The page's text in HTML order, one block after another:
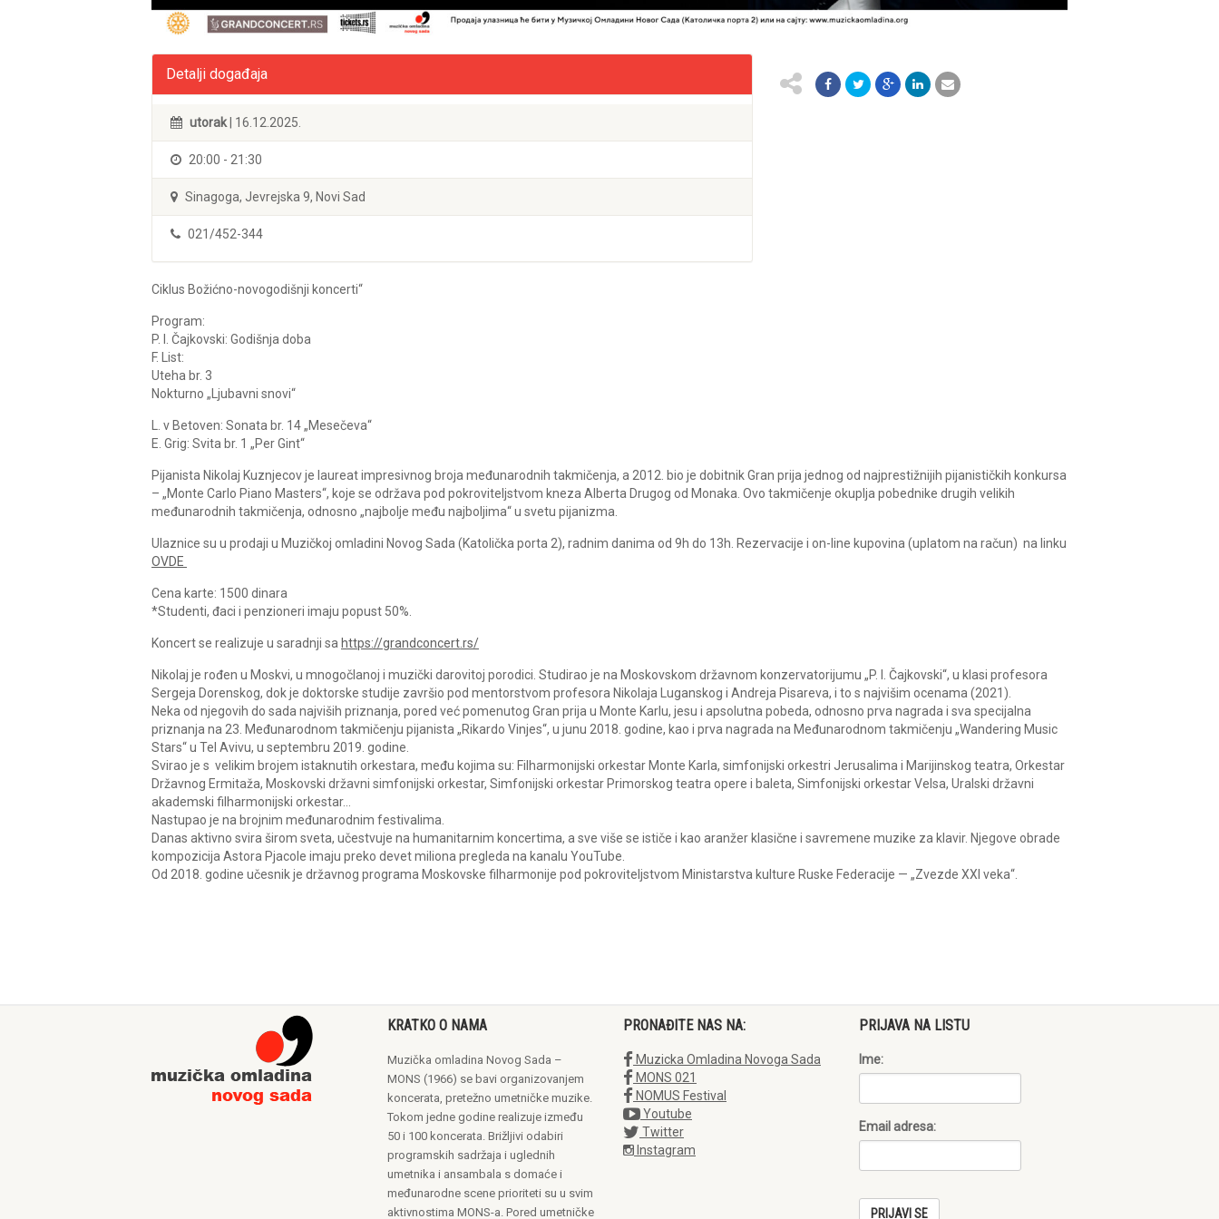
Detalji događaja
utorak | 16.12.2025.
20:00 - 21:30
Sinagoga, Jevrejska 9, Novi Sad
021/452-344
Ciklus Božićno-novogodišnji koncerti“
Program:
P. I. Čajkovski: Godišnja doba
F. List:
Uteha br. 3
Nokturno „Ljubavni snovi“
L. v Betoven: Sonata br. 14 „Mesečeva“
E. Grig: Svita br. 1 „Per Gint“
Pijanista Nikolaj Kuznjecov je laureat impresivnog broja međunarodnih takmičenja, a 2012. bio je dobitnik Gran prija jednog od najprestižnijih pijanističkih konkursa
– „Monte Carlo Piano Masters“, koje se održava pod pokroviteljstvom kneza Alberta Drugog od Monaka. Ovo takmičenje okuplja pobednike drugih velikih
međunarodnih takmičenja, odnosno „najbolje među najboljima“ u svetu pijanizma.
Ulaznice su u prodaji u Muzičkoj omladini Novog Sada (Katolička porta 2), radnim danima od 9h do 13h. Rezervacije i on-line kupovina (uplatom na račun) na linku
OVDE
Cena karte: 1500 dinara
*Studenti, đaci i penzioneri imaju popust 50%.
Koncert se realizuje u saradnji sa https://grandconcert.rs/
Nikolaj je rođen u Moskvi, u mnogočlanoj i muzički darovitoj porodici. Studirao je na Moskovskom državnom konzervatorijumu „P. I. Čajkovski“, u klasi profesora
Sergeja Dorenskog, dok je doktorske studije završio pod mentorstvom profesora Nikolaja Luganskog i Andreja Pisareva, i to s najvišim ocenama (2021).
Neka od njegovih do sada najviših priznanja, pored već pomenutog Gran prija u Monte Karlu, jesu i apsolutna pobeda, odnosno prva nagrada i sva specijalna
priznanja na 23. Međunarodnom takmičenju pijanista „Rikardo Vinjes“, u junu 2018. godine, kao i prva nagrada na Međunarodnom takmičenju „Wandering Music
Stars“ u Tel Avivu, u septembru 2019. godine.
Svirao je s velikim brojem istaknutih orkestara, među kojima su: Filharmonijski orkestar Monte Karla, simfonijski orkestri Jerusalima i Marijinskog teatra, Orkestar
Državnog Ermitaža, Moskovski državni simfonijski orkestar, Simfonijski orkestar Primorskog teatra opere i baleta, Simfonijski orkestar Velsa, Uralski državni
akademski filharmonijski orkestar…
Nastupao je na brojnim međunarodnim festivalima.
Danas aktivno svira širom sveta, učestvuje na humanitarnim koncertima, a sve više se ističe i kao aranžer klasične i savremene muzike za klavir. Njegove obrade
kompozicija Astora Pjacole imaju preko devet miliona pregleda na kanalu YouTube.
Od 2018. godine učesnik je državnog programa Moskovske filharmonije pod pokroviteljstvom Ministarstva kulture Ruske Federacije — „Zvezde XXI veka“.
KRATKO O NAMA
Muzička omladina Novog Sada –
MONS (1966) se bavi organizovanjem
koncerata, pretežno umetničke muzike.
Tokom jedne godine realizuje između
50 i 100 koncerata. Brižljivi odabiri
programskih sadržaja i uglednih
umetnika i ansambala s domaće i
međunarodne scene prioriteti su u svim
aktivnostima MONS-a. Pored umetničke
PRONAĐITE NAS NA:
Muzicka Omladina Novoga Sada
MONS 021
NOMUS Festival
Youtube
Twitter
Instagram
PRIJAVA NA LISTU
Ime:
Email adresa: